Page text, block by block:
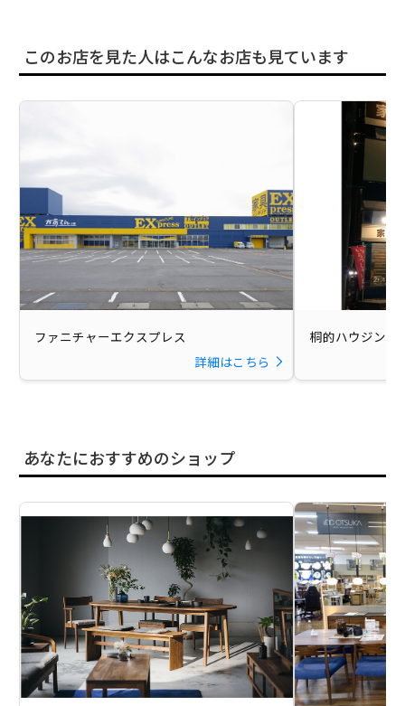
このお店を見た人はこんなお店も見ています
ファニチャーエクスプレス
詳細はこちら
桐的ハウジング
あなたにおすすめのショップ